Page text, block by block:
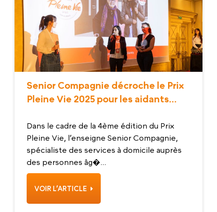
Senior Compagnie décroche le Prix
Pleine Vie 2025 pour les aidants
Dans le cadre de la 4ème édition du Prix
Pleine Vie, l’enseigne Senior Compagnie,
spécialiste des services à domicile auprès
des personnes âg�...
VOIR L’ARTICLE